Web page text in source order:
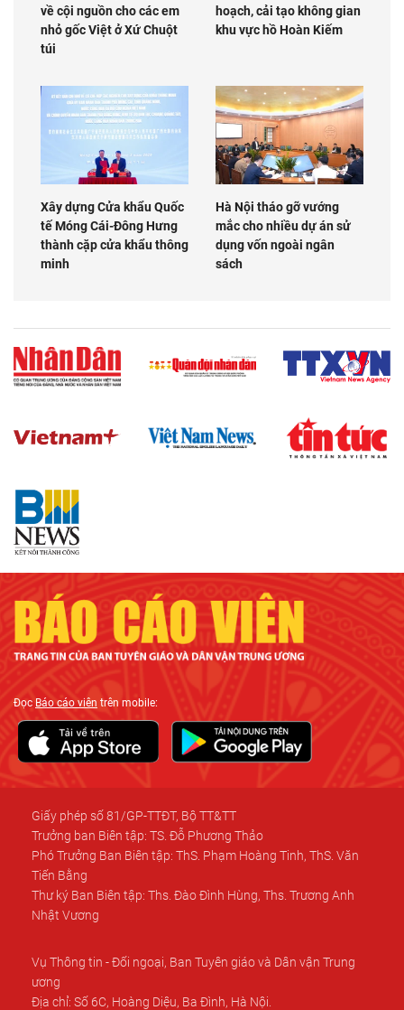
về cội nguồn cho các em
nhỏ gốc Việt ở Xứ Chuột
túi
hoạch, cải tạo không gian
khu vực hồ Hoàn Kiếm
Xây dựng Cửa khẩu Quốc
tế Móng Cái-Đông Hưng
thành cặp cửa khẩu thông
minh
Hà Nội tháo gỡ vướng
mắc cho nhiều dự án sử
dụng vốn ngoài ngân
sách
ĐọcBáo cáo viên trên mobile:
Giấy phép số 81/GP-TTĐT, Bộ TT&TT
Trưởng ban Biên tập: TS. Đỗ Phương Thảo
Phó Trưởng Ban Biên tập: ThS. Phạm Hoàng Tinh, ThS. Văn
Tiến Bằng
Thư ký Ban Biên tập: Ths. Đào Đình Hùng, Ths. Trương Anh
Nhật Vương
Vụ Thông tin - Đối ngoại, Ban Tuyên giáo và Dân vận Trung
ương
Địa chỉ: Số 6C, Hoàng Diệu, Ba Đình, Hà Nội.